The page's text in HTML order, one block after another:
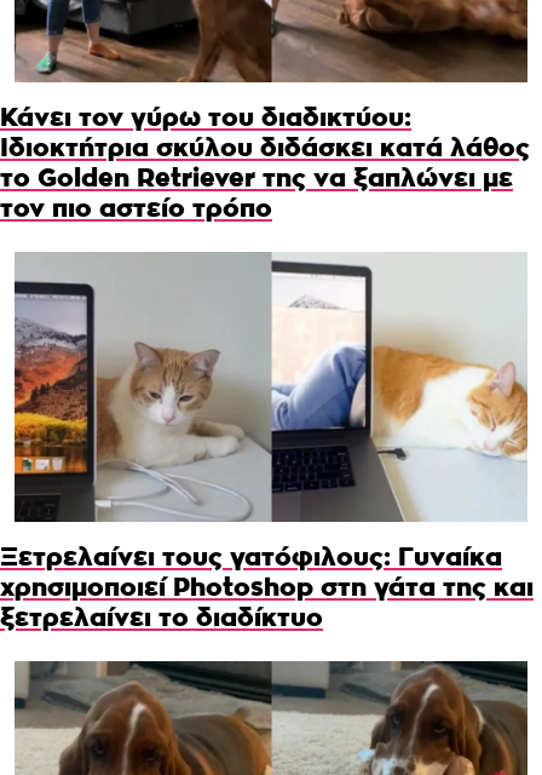
Κάνει τον γύρω του διαδικτύου:
Ιδιοκτήτρια σκύλου διδάσκει κατά λάθος
το Golden Retriever της να ξαπλώνει με
τον πιο αστείο τρόπο
Ξετρελαίνει τους γατόφιλους: Γυναίκα
χρησιμοποιεί Photoshop στη γάτα της και
ξετρελαίνει το διαδίκτυο